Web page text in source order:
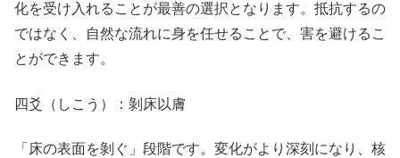
化を受け入れることが最善の選択となります。抵抗するの
ではなく、自然な流れに身を任せることで、害を避けるこ
とができます。
四爻（しこう）：剝床以膚
「床の表面を剝ぐ」段階です。変化がより深刻になり、核